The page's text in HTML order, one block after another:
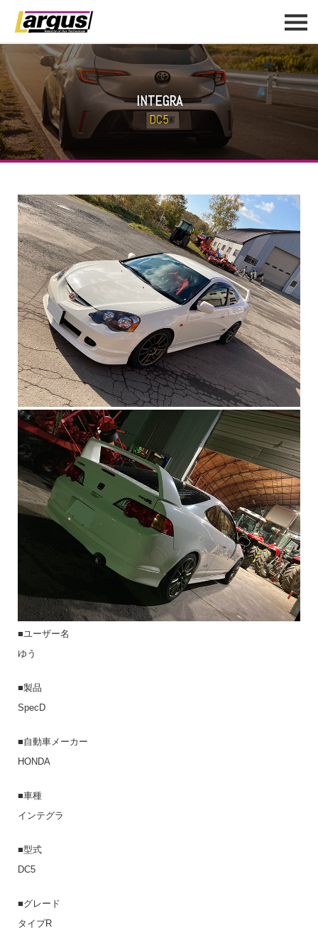
INTEGRA
DC5
■ユーザー名
ゆう
■製品
SpecD
■自動車メーカー
HONDA
■車種
インテグラ
■型式
DC5
■グレード
タイプR